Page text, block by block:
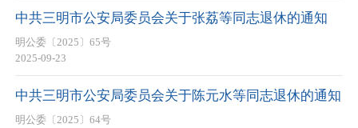
中共三明市公安局委员会关于张荔等同志退休的通知
明公委〔2025〕65号
2025-09-23
中共三明市公安局委员会关于陈元水等同志退休的通知
明公委〔2025〕64号